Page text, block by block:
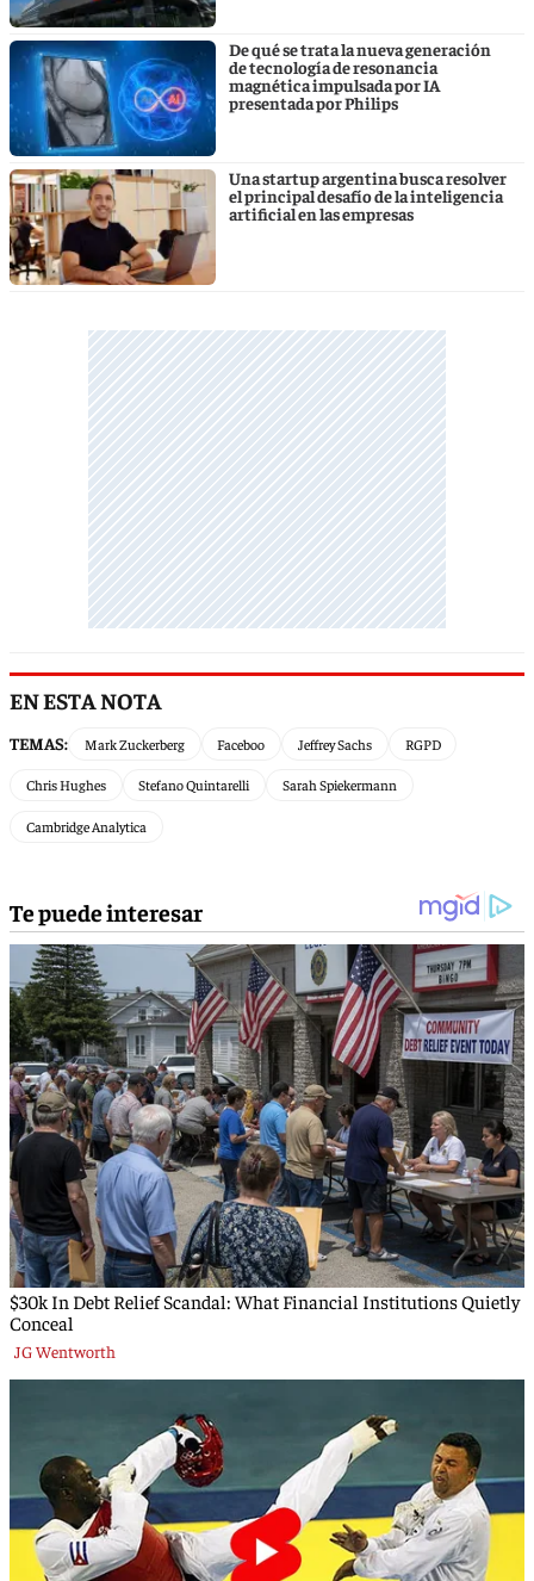
De qué se trata la nueva generación
de tecnología de resonancia
magnética impulsada por IA
presentada por Philips
Una startup argentina busca resolver
el principal desafío de la inteligencia
artificial en las empresas
EN ESTA NOTA
TEMAS: Mark Zuckerberg Faceboo Jeffrey Sachs RGPD
Chris Hughes Stefano Quintarelli Sarah Spiekermann
Cambridge Analytica